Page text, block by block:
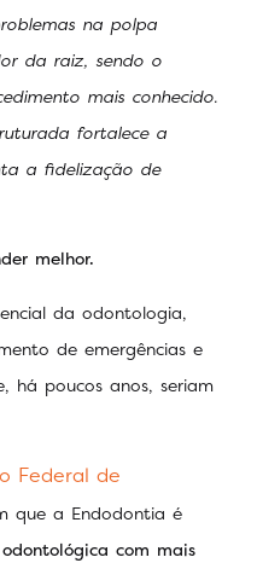
na polpa
da raiz, sendo o
mais conhecido.
fortalece a
a fidelização de
melhor.
da odontologia,
de emergências e
há poucos anos, seriam
Federal de
que a Endodontia é
com mais